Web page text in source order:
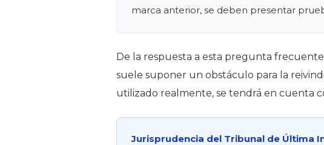
marca anterior, se deben presentar
De la respuesta a esta pregunta
suele suponer un obstáculo para la
utilizado realmente, se tendrá en cuenta
Jurisprudencia del Tribunal de Última